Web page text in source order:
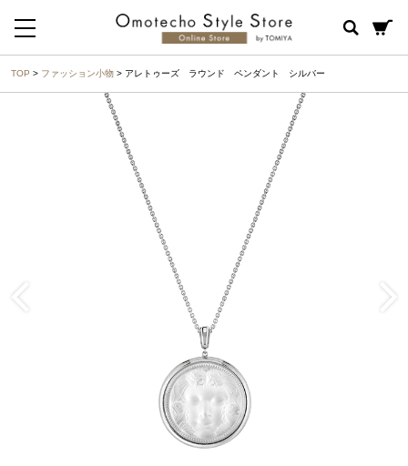
TOP > ファッション小物 > アレトゥーズ ラウンド ペンダント シルバー